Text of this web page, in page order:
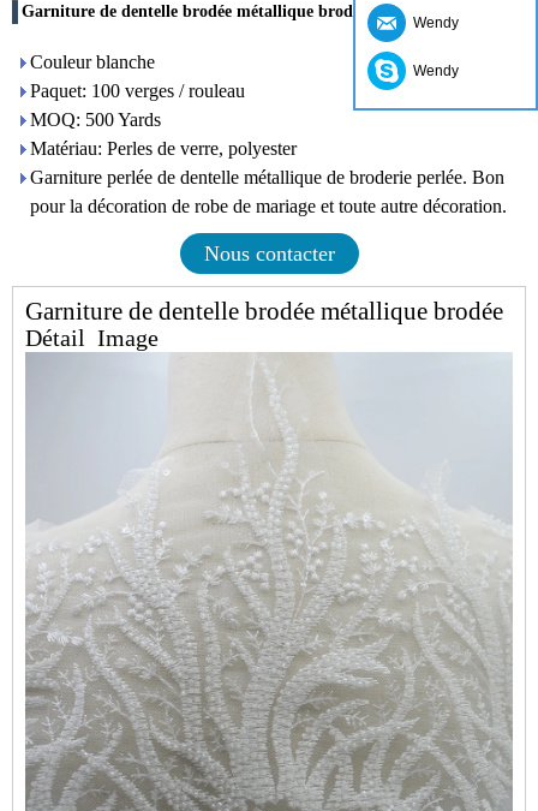
Garniture de dentelle brodée métallique brodée
Couleur blanche
Paquet: 100 verges / rouleau
MOQ: 500 Yards
Matériau: Perles de verre, polyester
Garniture perlée de dentelle métallique de broderie perlée. Bon
pour la décoration de robe de mariage et toute autre décoration.
Nous contacter
Garniture de dentelle brodée métallique brodée
Détail Image
Wendy
Wendy